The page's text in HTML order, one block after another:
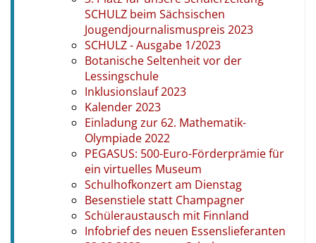
SCHULZ beim Sächsischen
Jougendjournalismuspreis 2023
SCHULZ - Ausgabe 1/2023
Botanische Seltenheit vor der
Lessingschule
Inklusionslauf 2023
Kalender 2023
Einladung zur 62. Mathematik-
Olympiade 2022
PEGASUS: 500-Euro-Förderprämie für
ein virtuelles Museum
Schulhofkonzert am Dienstag
Besenstiele statt Champagner
Schüleraustausch mit Finnland
Infobrief des neuen Essenslieferanten